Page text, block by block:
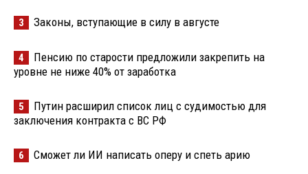
3 Законы, вступающие в силу в августе
4
Пенсию по старости предложили закрепить на
уровне не ниже 40% от заработка
5
Путин расширил список лиц с судимостью для
заключения контракта с ВС РФ
6 Сможет ли ИИ написать оперу и спеть арию